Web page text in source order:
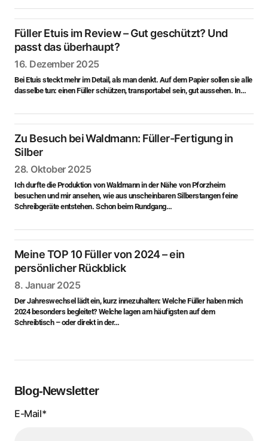
Füller Etuis im Review – Gut geschützt? Und
passt das überhaupt?
16. Dezember 2025
Bei Etuis steckt mehr im Detail, als man denkt. Auf dem Papier sollen sie alle
dasselbe tun: einen Füller schützen, transportabel sein, gut aussehen. In…
Zu Besuch bei Waldmann: Füller-Fertigung in
Silber
28. Oktober 2025
Ich durfte die Produktion von Waldmann in der Nähe von Pforzheim
besuchen und mir ansehen, wie aus unscheinbaren Silberstangen feine
Schreibgeräte entstehen. Schon beim Rundgang…
Meine TOP 10 Füller von 2024 – ein
persönlicher Rückblick
8. Januar 2025
Der Jahreswechsel lädt ein, kurz innezuhalten: Welche Füller haben mich
2024 besonders begleitet? Welche lagen am häufigsten auf dem
Schreibtisch – oder direkt in der…
Blog-Newsletter
E-Mail*